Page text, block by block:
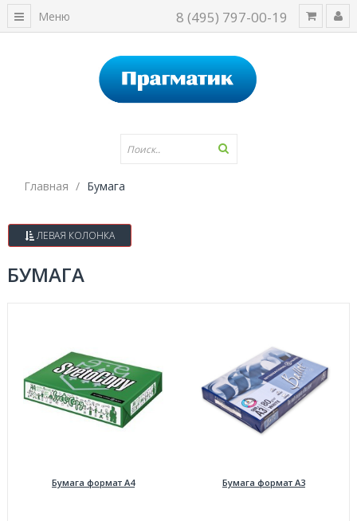
8 (495) 797-00-19
Меню
Главная Бумага
ЛЕВАЯ КОЛОНКА
БУМАГА
Бумага формат А4 Бумага формат А3